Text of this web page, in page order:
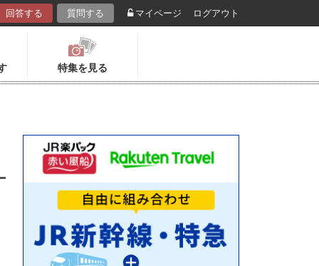
回答する 質問する マイページ ログアウト
特集を見る